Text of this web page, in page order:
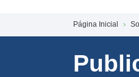
Página Inicial